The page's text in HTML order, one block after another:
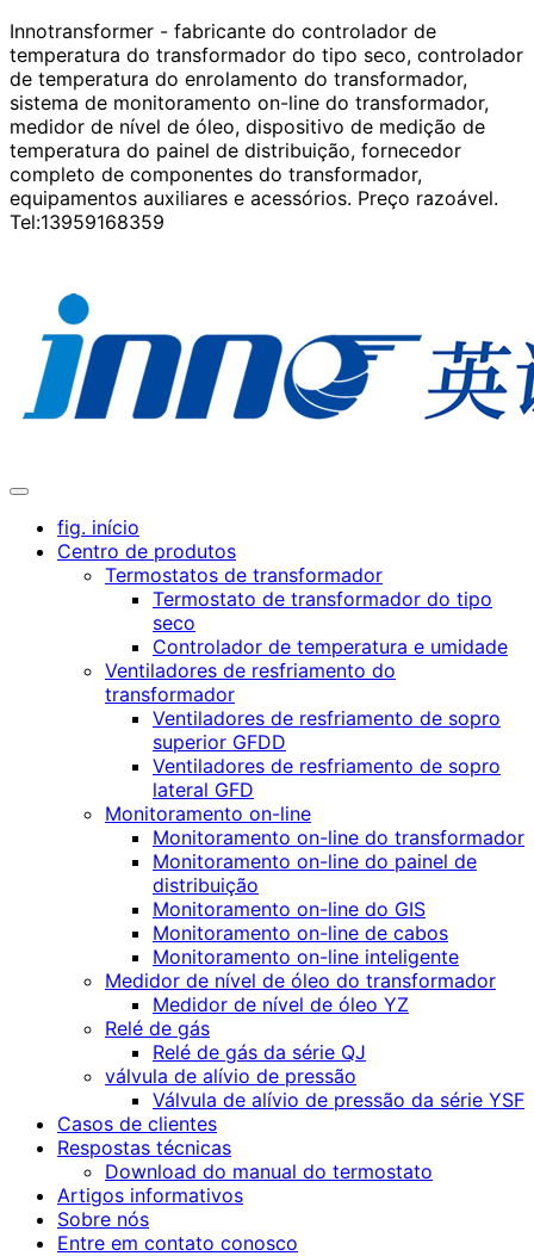
Innotransformer - fabricante do controlador de
temperatura do transformador do tipo seco, controlador
de temperatura do enrolamento do transformador,
sistema de monitoramento on-line do transformador,
medidor de nível de óleo, dispositivo de medição de
temperatura do painel de distribuição, fornecedor
completo de componentes do transformador,
equipamentos auxiliares e acessórios. Preço razoável.
Tel:13959168359
fig. início
Centro de produtos
Termostatos de transformador
Termostato de transformador do tipo
seco
Controlador de temperatura e umidade
Ventiladores de resfriamento do
transformador
Ventiladores de resfriamento de sopro
superior GFDD
Ventiladores de resfriamento de sopro
lateral GFD
Monitoramento on-line
Monitoramento on-line do transformador
Monitoramento on-line do painel de
distribuição
Monitoramento on-line do GIS
Monitoramento on-line de cabos
Monitoramento on-line inteligente
Medidor de nível de óleo do transformador
Medidor de nível de óleo YZ
Relé de gás
Relé de gás da série QJ
válvula de alívio de pressão
Válvula de alívio de pressão da série YSF
Casos de clientes
Respostas técnicas
Download do manual do termostato
Artigos informativos
Sobre nós
Entre em contato conosco